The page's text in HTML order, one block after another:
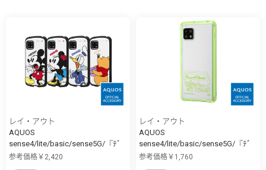
レイ・アウト
AQUOS
sense4/lite/basic/sense5G/『ﾃﾞ
ｨ...
参考価格￥2,420
レイ・アウト
AQUOS
sense4/lite/basic/sense5G/『ﾃﾞ
ｨ...
参考価格￥1,760